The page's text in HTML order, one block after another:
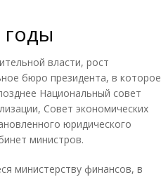
власти, рост
бюро президента, в которое
Национальный совет
Совет экономических
юридического
министров.
министерству финансов, в